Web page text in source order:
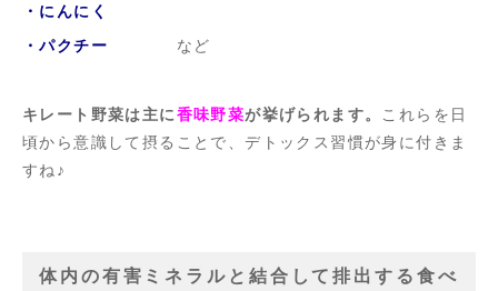
・にんにく
・パクチー
など
キレート野菜は主に香味野菜が挙げられます。 これらを日
頃から意識して摂ることで、デトックス習慣が身に付きま
すね♪
体内の有害ミネラルと結合して排出する食べ